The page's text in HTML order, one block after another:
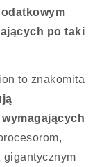
po taki
to znakomita
gigantycznym